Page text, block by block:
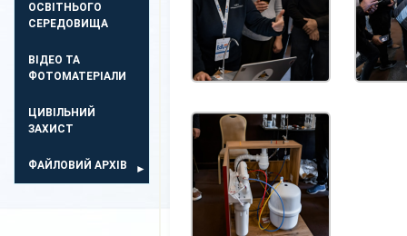
ОСВIТНЬОГО
СЕРЕДОВИЩА
ВІДЕО ТА
ФОТОМАТЕРІАЛИ
ЦИВІЛЬНИЙ
ЗАХИСТ
ФАЙЛОВИЙ АРХІВ